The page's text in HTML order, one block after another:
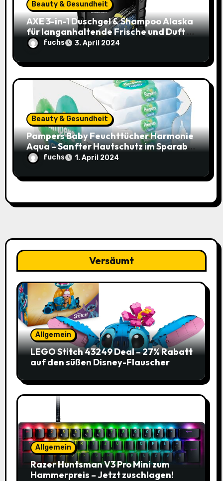
Beauty & Gesundheit
AXE 3-in-1 Duschgel & Shampoo Alaska
für langanhaltende Frische und Duft –
Sparangebot nur 1,79€ statt 2,65€
fuchs 3. April 2024
Beauty & Gesundheit
Pampers Baby Feuchttücher Harmonie
Aqua – Sanfter Hautschutz im Sparabo
für nur 25,44€ (15% Rabatt)
fuchs 1. April 2024
Versäumt
Allgemein
LEGO Stitch 43249 Deal – 27% Rabatt
auf den süßen Disney-Flauscher
Allgemein
Razer Huntsman V3 Pro Mini zum
Hammerpreis – Jetzt zuschlagen!